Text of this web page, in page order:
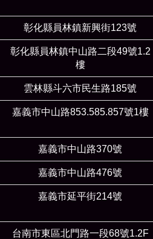
彰化縣員林鎮新興街123號
彰化縣員林鎮中山路二段49號1.2
樓
雲林縣斗六市民生路185號
嘉義市中山路853.585.857號1樓
嘉義市中山路370號
嘉義市中山路476號
嘉義市延平街214號
台南市東區北門路一段68號1.2F